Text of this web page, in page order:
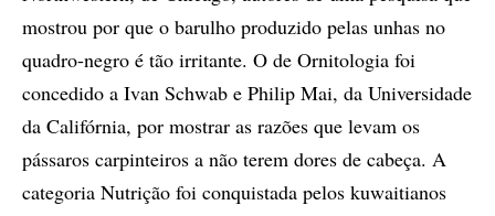
mostrou por que o barulho produzido pelas unhas no
quadro-negro é tão irritante. O de Ornitologia foi
concedido a Ivan Schwab e Philip Mai, da Universidade
da Califórnia, por mostrar as razões que levam os
pássaros carpinteiros a não terem dores de cabeça. A
categoria Nutrição foi conquistada pelos kuwaitianos